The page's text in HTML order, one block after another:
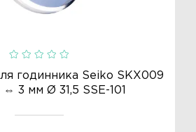
годинника Seiko SKX009
3 мм Ø 31,5 SSE-101